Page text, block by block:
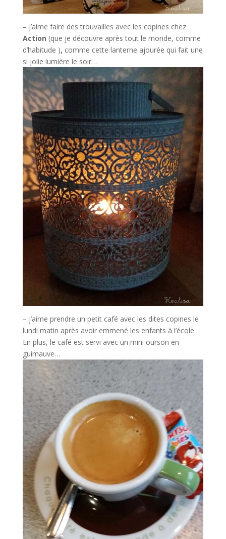
– j’aime faire des trouvailles avec les copines chez
Action (que je découvre après tout le monde, comme
d’habitude ), comme cette lanterne ajourée qui fait une
si jolie lumière le soir…
– j’aime prendre un petit café avec les dites copines le
lundi matin après avoir emmené les enfants à l’école.
En plus, le café est servi avec un mini ourson en
guimauve…